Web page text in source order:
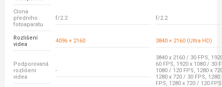
Clona
předního
fotoaparátu
f/2.2 f/2.2
Rozlišení
videa
4096 × 2160 3840 × 2160 (Ultra HD)
Podporovaná
rozlišení
videa
-
3840 x 2160 / 30 FPS,
60 FPS, 1920 x 1080 / 30
1080 / 120 FPS, 1280 x
1280 x 720 / 30 FPS, 1280
FPS, 1280 x 720 / 120 FPS